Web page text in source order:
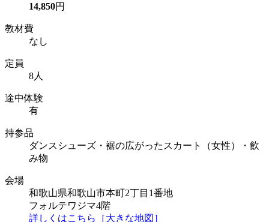
14,850円
教材費
なし
定員
8人
途中体験
有
持参品
ダンスシューズ・裾の広がったスカート（女性）・飲
み物
会場
和歌山県和歌山市本町2丁目1番地
フォルテワジマ4階
詳しくはこちら［大きな地図］